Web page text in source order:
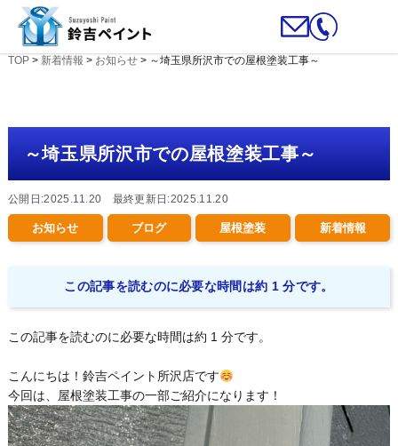
TOP> 新着情報 > お知らせ> ～埼玉県所沢市での屋根塗装工事～
～埼玉県所沢市での屋根塗装工事～
公開日:2025.11.20 最終更新日:2025.11.20
お知らせ ブログ 屋根塗装 新着情報
この記事を読むのに必要な時間は約 1 分です。
この記事を読むのに必要な時間は約 1 分です。
こんにちは！鈴吉ペイント所沢店です
今回は、屋根塗装工事の一部ご紹介になります！